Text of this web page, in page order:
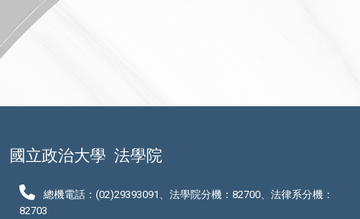
國立政治大學 法學院
總機電話：(02)29393091、法學院分機：82700、法律系分機：
82703